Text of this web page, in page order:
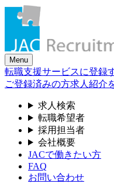
Skip
content
Menu
転職支援サービスに登録
ご登録済みの方求人紹介
求人検索
転職希望者
採用担当者
会社概要
JACで働きたい方
FAQ
お問い合わせ